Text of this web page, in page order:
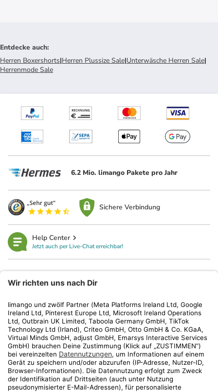
Entdecke auch:
Herren Boxershorts|Herren Plussize Sale|Unterwäsche Herren Sale|
Herrenmode Sale
6.2 Mio. limango Pakete pro Jahr
Sichere Verbindung
Help Center
Jetzt auch per Live-Chat erreichbar!
Kundenservice
Shop
Aktionen
Travel